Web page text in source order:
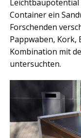
Container ein
Forschenden
Pappwaben, Kork,
Kombination mit
untersuchten.